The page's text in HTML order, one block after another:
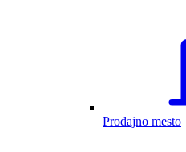
Prodajno mesto